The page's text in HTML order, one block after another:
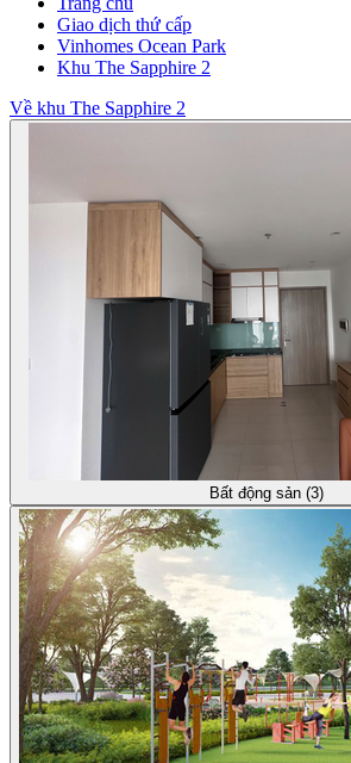
Giao dịch thứ cấp
Vinhomes Ocean Park
Khu The Sapphire 2
Về khu The Sapphire 2
Bất động sản (3)